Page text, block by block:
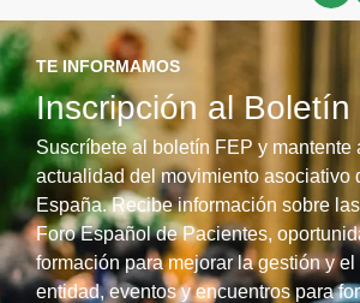
TE INFORMAMOS
Inscripción al Boletín
Suscríbete al boletín FEP y mantente
actualidad del movimiento asociativo
España. Recibe información sobre
Foro Español de Pacientes,
formación para mejorar la gestión y
entidad, eventos y encuentros para